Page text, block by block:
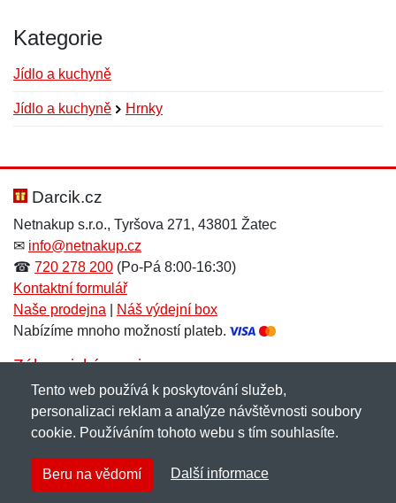
Kategorie
Jídlo a kuchyně
Jídlo a kuchyně Hrnky
Hodnocení:
Jméno: *
Zpráva*
Jméno:
E-mail:*
Darcik.cz
Netnakup s.r.o., Tyršova 271, 43801 Žatec
✉ info@netnakup.cz
☎ 720 278 200 (Po-Pá 8:00-16:30)
Kontaktní formulář
Naše prodejna
Náš výdejní box
Nabízíme mnoho možností plateb.
Zákaznický servis
Novinky emailem
Copyright © 2007-2026 (19 let s vámi)Netnakup.cz
NetIQ. Všechna práva vyhrazena.
Tento web používá k poskytování služeb,
personalizaci reklam a analýze návštěvnosti soubory
cookie. Používáním tohoto webu s tím souhlasíte.
Beru na vědomí Další informace